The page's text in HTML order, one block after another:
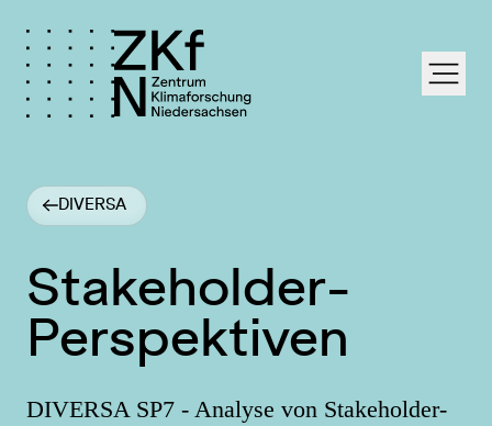
DIVERSA
Stakeholder-
Perspektiven
DIVERSA SP7 - Analyse von Stakeholder-